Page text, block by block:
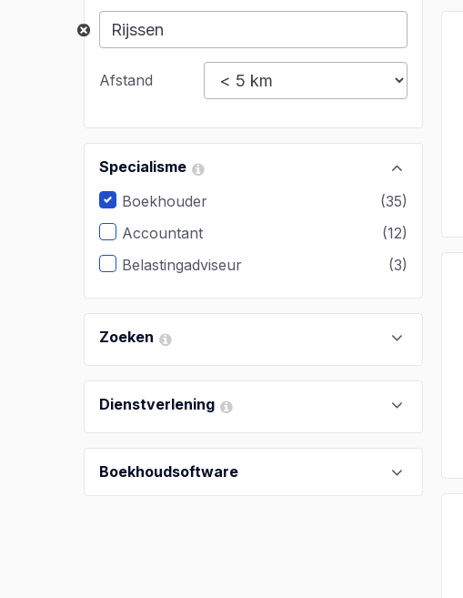
Afstand
Specialisme
Boekhouder
(35)
Accountant
(12)
Belastingadviseur
(3)
Zoeken
Dienstverlening
Boekhoudsoftware